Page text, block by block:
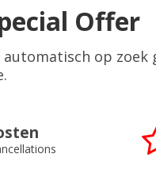
Offer
op zoek